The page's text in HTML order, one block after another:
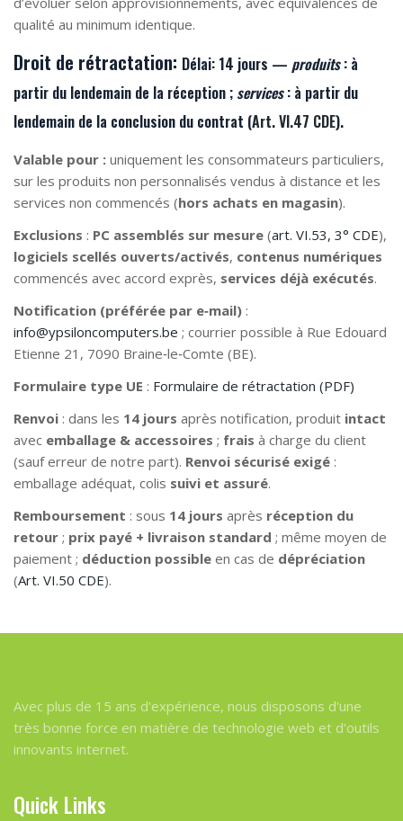
qualité au minimum identique.
Droit de rétractation: Délai: 14 jours — produits: à
partir du lendemain de la réception ; services: à partir du
lendemain de la conclusion du contrat (Art. VI.47 CDE).
Valable pour : uniquement les consommateurs particuliers,
sur les produits non personnalisés vendus à distance et les
services non commencés (hors achats en magasin).
Exclusions : PC assemblés sur mesure (art. VI.53, 3° CDE),
logiciels scellés ouverts/activés, contenus numériques
commencés avec accord exprès, services déjà exécutés.
Notification (préférée par e‑mail) :
info@ypsiloncomputers.be ; courrier possible à Rue Edouard
Etienne 21, 7090 Braine‑le‑Comte (BE).
Formulaire type UE : Formulaire de rétractation (PDF)
Renvoi : dans les 14 jours après notification, produit intact
avec emballage & accessoires ; frais à charge du client
(sauf erreur de notre part). Renvoi sécurisé exigé :
emballage adéquat, colis suivi et assuré.
Remboursement : sous 14 jours après réception du
retour ; prix payé + livraison standard ; même moyen de
paiement ; déduction possible en cas de dépréciation
(Art. VI.50 CDE).
Avec plus de 15 ans d'expérience, nous disposons d'une
très bonne force en matière de technologie web et d'outils
innovants internet.
Quick Links